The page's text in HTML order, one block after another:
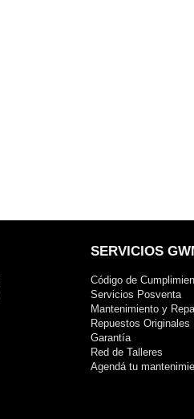
SERVICIOS
Código de
Servicios Posventa
Mantenimiento y
Repuestos Originales
Garantía
Red de Talleres
Agendá tu